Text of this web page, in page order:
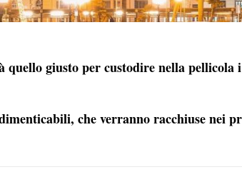
giusto per custodire nella pellicola
che verranno racchiuse nei